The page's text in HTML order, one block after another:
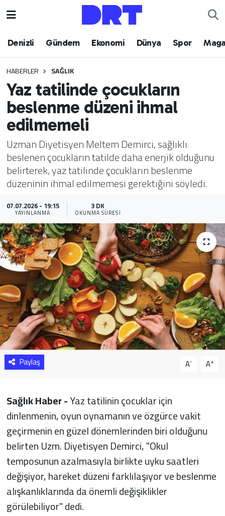
Denizli Gündem Ekonomi Dünya Spor
HABERLER SAĞLIK
Yaz tatilinde çocukların
beslenme düzeni ihmal
edilmemeli
Uzman Diyetisyen Meltem Demirci, sağlıklı
beslenen çocukların tatilde daha enerjik olduğunu
belirterek, yaz tatilinde çocukların beslenme
düzeninin ihmal edilmemesi gerektiğini söyledi.
07.07.2026 - 19:15
YAYINLANMA
3 DK
OKUNMA SÜRESI
Paylaş A- A+
Sağlık Haber -Yaz tatilinin çocuklar için
dinlenmenin, oyun oynamanın ve özgürce vakit
geçirmenin en güzel dönemlerinden biri olduğunu
belirten Uzm. Diyetisyen Demirci, "Okul
temposunun azalmasıyla birlikte uyku saatleri
değişiyor, hareket düzeni farklılaşıyor ve beslenme
alışkanlıklarında da önemli değişiklikler
görülebiliyor" dedi.
Denizli
Ekonomi
Dünya
Spor
Magazin
Teknoloji
Yaşam
Sağlık
Yazarlar
Resmi İlan
Resmi Reklam
Hava Durumu
Trafik Durumu
Puan Durumu ve Fikstür
Tüm Manşetler
Son Dakika Haberleri
Haber Arşivi